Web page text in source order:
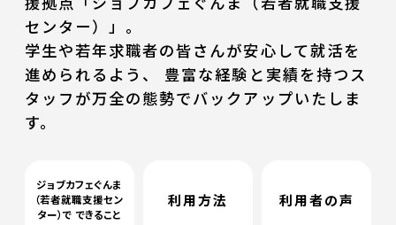
センター）」。
学生や若年求職者の皆さんが安心して就活を
進められるよう、 豊富な経験と実績を持つス
タッフが万全の態勢でバックアップいたしま
す。
ジョブカフェぐんま
（若者就職支援セン
ター）でできること
利用方法 利用者の声